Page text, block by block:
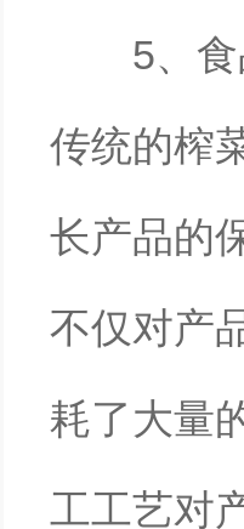
5、食品
传统的榨
长产品的
不仅对产
耗了大量
工工艺对